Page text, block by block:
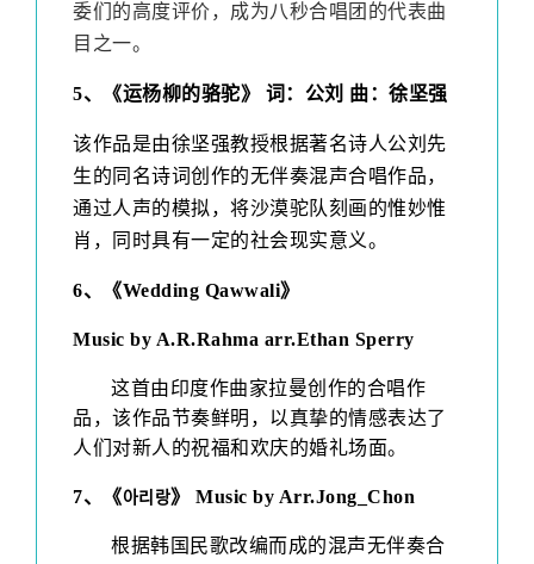
委们的高度评价，成为八秒合唱团的代表曲
目之一。
5、 《运杨柳的骆驼》 词：公刘 曲：徐坚强
该作品是由徐坚强教授根据著名诗人公刘先
生的同名诗词创作的无伴奏混声合唱作品，
通过人声的模拟，将沙漠驼队刻画的惟妙惟
肖，同时具有一定的社会现实意义。
6、 《Wedding Qawwali》
Music by A.R.Rahma arr.Ethan Sperry
这首由印度作曲家拉曼创作的合唱作
品，该作品节奏鲜明，以真挚的情感表达了
人们对新人的祝福和欢庆的婚礼场面。
7、 《아리 랑》 Music by Arr.Jong_Chon
根据韩国民歌改编而成的混声无伴奏合